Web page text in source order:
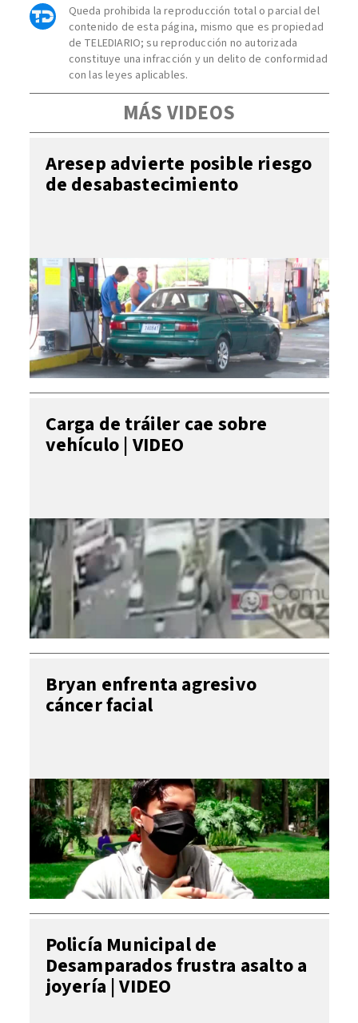
Queda prohibida la reproducción total o parcial del
contenido de esta página, mismo que es propiedad
de TELEDIARIO; su reproducción no autorizada
constituye una infracción y un delito de conformidad
con las leyes aplicables.
MÁS VIDEOS
Aresep advierte posible riesgo
de desabastecimiento
Carga de tráiler cae sobre
vehículo | VIDEO
Bryan enfrenta agresivo
cáncer facial
Policía Municipal de
Desamparados frustra asalto a
joyería | VIDEO